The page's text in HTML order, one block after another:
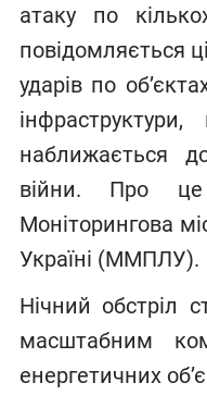
атаку по
повідомляється
ударів по
наближається
війни. Про це
Моніторингова
Україні (ММПЛУ).
Нічний обстріл
масштабним
енергетичних